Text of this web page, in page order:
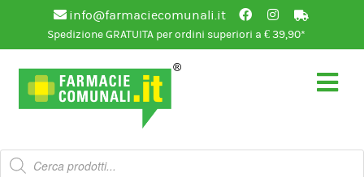
info@farmaciecomunali.it
Spedizione GRATUITA per ordini superiori a € 39,90*
Vai
alla
navigazione
Vai
al
contenuto
Products
search